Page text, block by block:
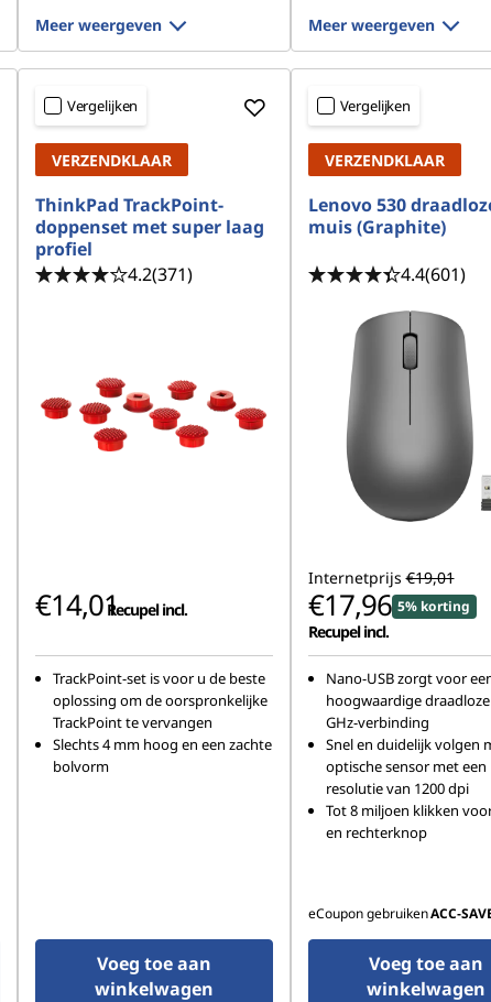
Meer weergeven Meer weergeven
Vergelijken
VERZENDKLAAR
ThinkPad TrackPoint-
doppenset met super laag
profiel
4.2(371)
€14,01Recupel incl.
TrackPoint-set is voor u de beste
oplossing om de oorspronkelijke
TrackPoint te vervangen
Slechts 4 mm hoog en een zachte
bolvorm
Voeg toe aan
winkelwagen
Vergelijken
VERZENDKLAAR
Lenovo 530
muis (Graphite)
4.4(601)
Internetprijs €19,01
€17,96 5% korting
Recupel incl.
Nano-USB zorgt voor
hoogwaardige draadloze
GHz-verbinding
Snel en duidelijk volgen
optische sensor met een
resolutie van 1200 dpi
Tot 8 miljoen klikken
en rechterknop
eCoupon gebruiken
Voeg toe aan
winkelwagen